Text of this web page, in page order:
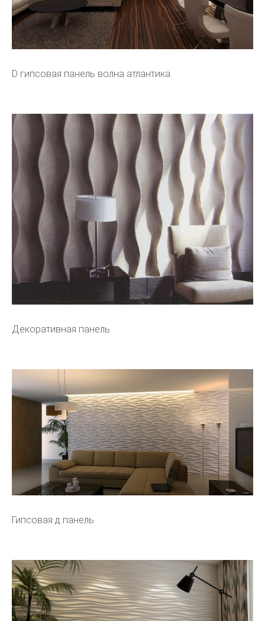
D гипсовая панель волна атлантика
Декоративная панель
Гипсовая д панель